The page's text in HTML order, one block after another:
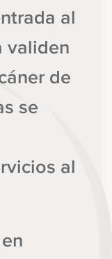
al
validen
de
se
al